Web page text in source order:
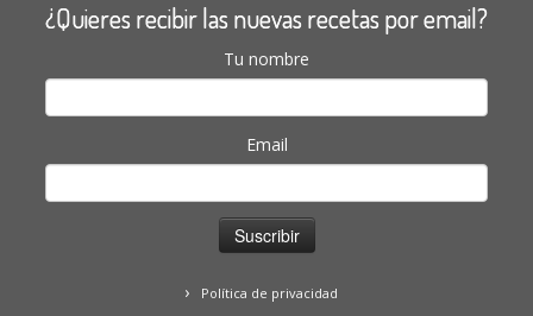
¿Quieres recibir las nuevas recetas por email?
Tu nombre
Email
Política de privacidad